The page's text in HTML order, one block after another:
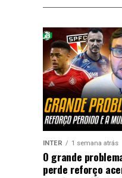
INTER 1 semana atrás
O grande
perde reforço